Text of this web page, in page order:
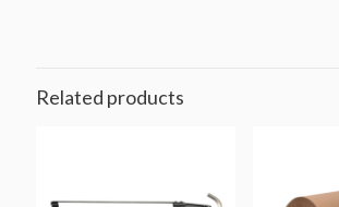
Related products